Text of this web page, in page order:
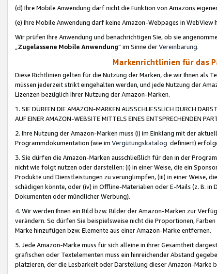
(d) Ihre Mobile Anwendung darf nicht die Funktion von Amazons
(e) Ihre Mobile Anwendung darf keine Amazon-Webpages in WebView
Wir prüfen Ihre Anwendung und benachrichtigen Sie, ob sie
„Zugelassene Mobile Anwendung“ im Sinne derVereinbarung.
Markenrichtlinien für das
Diese Richtlinien gelten für die Nutzung der Marken, die wir Ihnen als
müssen jederzeit strikt eingehalten werden, und jede Nutzung der
Lizenzen bezüglich Ihrer Nutzung der Amazon-Marken.
1. SIE DÜRFEN DIE AMAZON-MARKEN AUSSCHLIESSLICH DURCH
AUF EINER AMAZON-WEBSITE MITTELS EINES ENTSPRECHENDEN
2. Ihre Nutzung der Amazon-Marken muss (i) im Einklang mit der
Programmdokumentation (wie im Vergütungskatalog definiert)
3. Sie dürfen die Amazon-Marken ausschließlich für den in der
nicht wie folgt nutzen oder darstellen: (i) in einer Weise, die ein
Produkte und Dienstleistungen zu verunglimpfen, (iii) in einer Weise,
schädigen könnte, oder (iv) in Offline-Materialien oder E-Mails (z. B. in
Dokumenten oder mündlicher Werbung).
4. Wir werden Ihnen ein Bild bzw. Bilder der Amazon-Marken zur
verändern. So dürfen Sie beispielsweise nicht die Proportionen,
Marke hinzufügen bzw. Elemente aus einer Amazon-Marke entfernen.
5. Jede Amazon-Marke muss für sich alleine in ihrer Gesamtheit
grafischen oder Textelementen muss ein hinreichender Abstand
platzieren, der die Lesbarkeit oder Darstellung dieser Amazon-Marke